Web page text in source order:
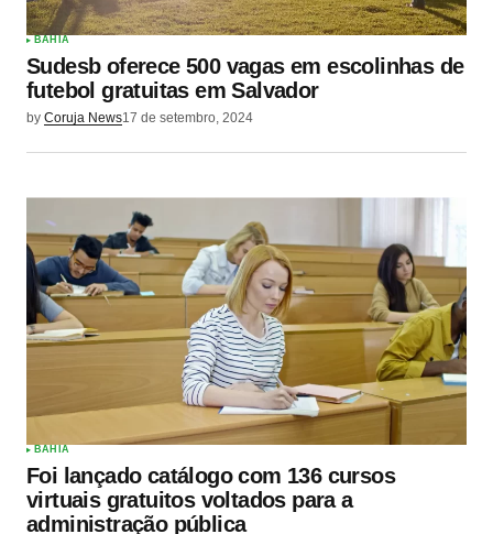
BAHIA
Sudesb oferece 500 vagas em escolinhas de
futebol gratuitas em Salvador
by Coruja News17 de setembro, 2024
BAHIA
Foi lançado catálogo com 136 cursos
virtuais gratuitos voltados para a
administração pública